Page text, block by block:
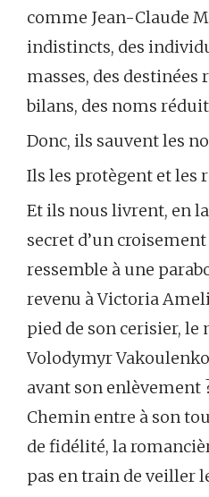
comme Jean-Claude
indistincts, des
masses, des destinées
bilans, des noms
Donc, ils sauvent les
Ils les protègent et les
Et ils nous livrent, en
secret d’un
ressemble à une
revenu à Victoria
pied de son cerisier, le
Volodymyr
avant son enlèvement
Chemin entre à son
de fidélité, la
pas en train de veiller